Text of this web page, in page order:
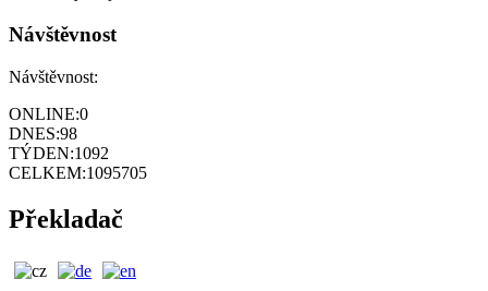
Návštěvnost
Návštěvnost:
ONLINE:0
DNES:98
TÝDEN:1092
CELKEM:1095705
Překladač